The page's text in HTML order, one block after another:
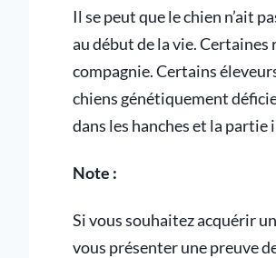
Il se peut que le chien n’ait
au début de la vie. Certaines
compagnie. Certains
chiens génétiquement
dans les hanches et la
Note :
Si vous souhaitez acquérir
vous présenter une preuve